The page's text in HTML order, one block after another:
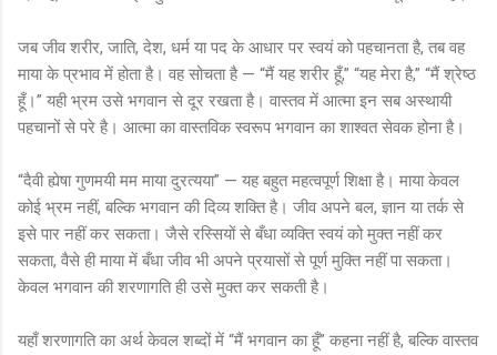
जब जीव शरीर, जाति, देश, धर्म या पद के आधार पर स्वयं को पहचानता है, तब वह
माया के प्रभाव में होता है। वह सोचता है — “मैं यह शरीर हूँ,” “यह मेरा है,” “मैं श्रेष्ठ
हूँ।” यही भ्रम उसे भगवान से दूर रखता है। वास्तव में आत्मा इन सब अस्थायी
पहचानों से परे है। आत्मा का वास्तविक स्वरूप भगवान का शाश्वत सेवक होना है।
“दैवी ह्येषा गुणमयी मम माया दुरत्यया” — यह बहुत महत्वपूर्ण शिक्षा है। माया केवल
कोई भ्रम नहीं, बल्कि भगवान की दिव्य शक्ति है। जीव अपने बल, ज्ञान या तर्क से
इसे पार नहीं कर सकता। जैसे रस्सियों से बँधा व्यक्ति स्वयं को मुक्त नहीं कर
सकता, वैसे ही माया में बँधा जीव भी अपने प्रयासों से पूर्ण मुक्ति नहीं पा सकता।
केवल भगवान की शरणागति ही उसे मुक्त कर सकती है।
यहाँ शरणागति का अर्थ केवल शब्दों में “मैं भगवान का हूँ” कहना नहीं है, बल्कि वास्तव